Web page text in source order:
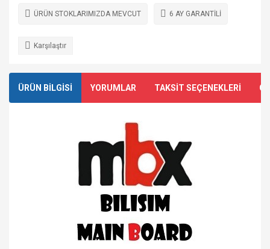
ÜRÜN STOKLARIMIZDA MEVCUT 6 AY GARANTİLİ
Karşılaştır
ÜRÜN BİLGİSİ YORUMLAR TAKSİT SEÇENEKLERİ